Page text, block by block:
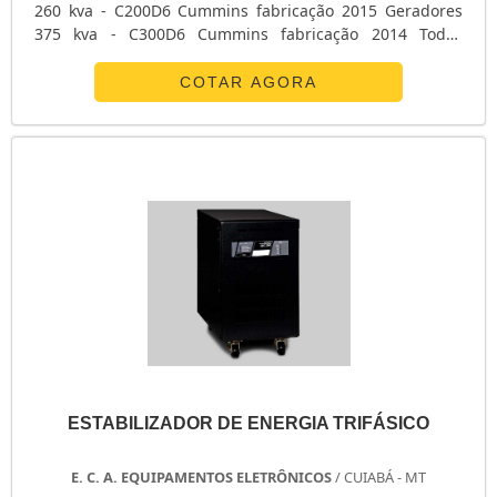
experiência de mercado e profunda expertise na
realização deste tipo de procedimento, entre agora
mesmo em contato com a Mega Watt..
260 kva - C200D6 Cummins fabricação 2015 Geradores
375 kva - C300D6 Cummins fabricação 2014 Todos
revisados com garantia e laudo de funcionamento
Disponiveis para Venda e Locação superior a 30 dias
COTAR AGORA
ESTABILIZADOR DE ENERGIA TRIFÁSICO
E. C. A. EQUIPAMENTOS ELETRÔNICOS/ CUIABÁ - MT